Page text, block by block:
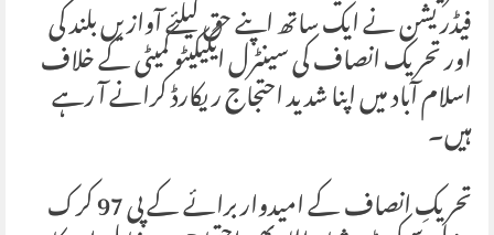
فیڈریشن نے ایک ساتھ اپنے حق کیلئے آوازیں بلند کی
اور تحریک انصاف کی سینٹرل ایگیکیٹو کمیٹی کے خلاف
اسلام آباد میں اپنا شدید احتجاج ریکارڈ کرانے آ رہے
ہیں۔
تحریکِ انصاف کے امیدوار برائے کے پی 97 کرک